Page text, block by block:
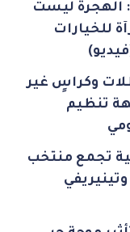
الهجرة ليست
للخيارات
وكراسٍ غير
تنظيم
تجمع منتخب